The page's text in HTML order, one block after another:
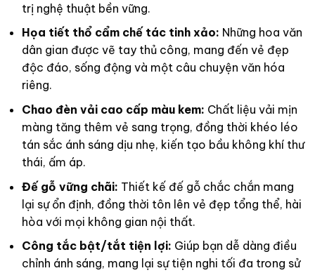
trị nghệ thuật bền vững.
Họa tiết thổ cẩm chế tác tinh xảo: Những hoa văn
dân gian được vẽ tay thủ công, mang đến vẻ đẹp
độc đáo, sống động và một câu chuyện văn hóa
riêng.
Chao đèn vải cao cấp màu kem: Chất liệu vải mịn
màng tăng thêm vẻ sang trọng, đồng thời khéo léo
tán sắc ánh sáng dịu nhẹ, kiến tạo bầu không khí thư
thái, ấm áp.
Đế gỗ vững chãi: Thiết kế đế gỗ chắc chắn mang
lại sự ổn định, đồng thời tôn lên vẻ đẹp tổng thể, hài
hòa với mọi không gian nội thất.
Công tắc bật/tắt tiện lợi: Giúp bạn dễ dàng điều
chỉnh ánh sáng, mang lại sự tiện nghi tối đa trong sử